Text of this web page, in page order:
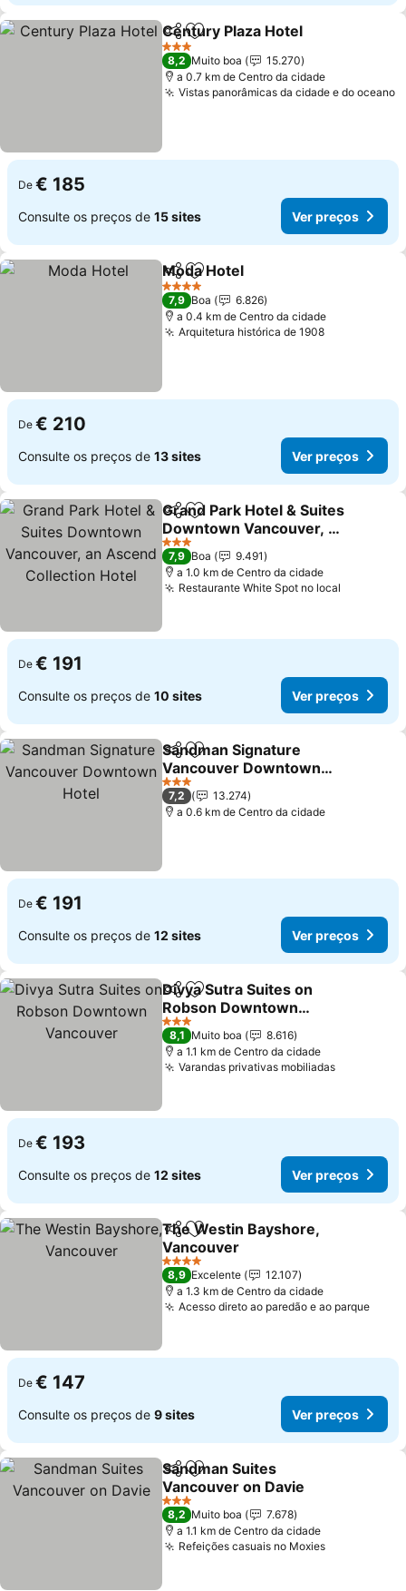
PartilharAdicionar aos favoritos
Century Plaza Hotel
3 Estrelas
8,2 Muito boa
15.270
a 0.7 km de Centro da cidade
Vistas panorâmicas da cidade e do oceano
De € 185
Consulte os preços de 15 sites Ver preços
PartilharAdicionar aos favoritos
Moda Hotel
4 Estrelas
7,9 Boa
6.826
a 0.4 km de Centro da cidade
Arquitetura histórica de 1908
De € 210
Consulte os preços de 13 sites Ver preços
PartilharAdicionar aos favoritos
Grand Park Hotel & Suites
Downtown Vancouver, an
Ascend Collection Hotel
3 Estrelas
7,9 Boa
9.491
a 1.0 km de Centro da cidade
Restaurante White Spot no local
De € 191
Consulte os preços de 10 sites Ver preços
PartilharAdicionar aos favoritos
Sandman Signature
Vancouver Downtown
Hotel
3 Estrelas
7,2
13.274
a 0.6 km de Centro da cidade
De € 191
Consulte os preços de 12 sites Ver preços
PartilharAdicionar aos favoritos
Divya Sutra Suites on
Robson Downtown
Vancouver
3 Estrelas
8,1 Muito boa
8.616
a 1.1 km de Centro da cidade
Varandas privativas mobiliadas
De € 193
Consulte os preços de 12 sites Ver preços
PartilharAdicionar aos favoritos
The Westin Bayshore,
Vancouver
4 Estrelas
8,9 Excelente
12.107
a 1.3 km de Centro da cidade
Acesso direto ao paredão e ao parque
De € 147
Consulte os preços de 9 sites Ver preços
PartilharAdicionar aos favoritos
Sandman Suites
Vancouver on Davie
3 Estrelas
8,2 Muito boa
7.678
a 1.1 km de Centro da cidade
Refeições casuais no Moxies